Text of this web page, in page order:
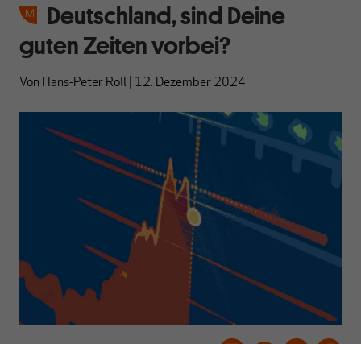
Deutschland, sind Deine
guten Zeiten vorbei?
Von Hans-Peter Roll 12. Dezember 2024